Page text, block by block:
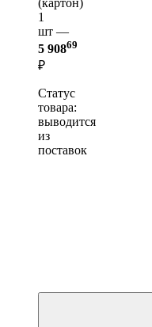
1
шт —
5 90869
₽
Статус
товара:
выводится
из
поставок